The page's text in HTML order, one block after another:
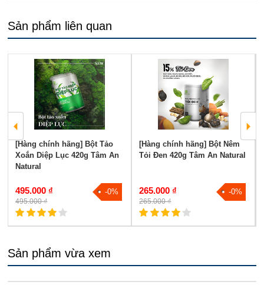
Sản phẩm liên quan
[Hàng chính hãng] Bột Tảo
Xoắn Diệp Lục 420g Tâm An
Natural
495.000 ₫
495.000 ₫
-0%
[Hàng chính hãng] Bột Nêm
Tỏi Đen 420g Tâm An Natural
265.000 ₫
265.000 ₫
-0%
Sản phẩm vừa xem